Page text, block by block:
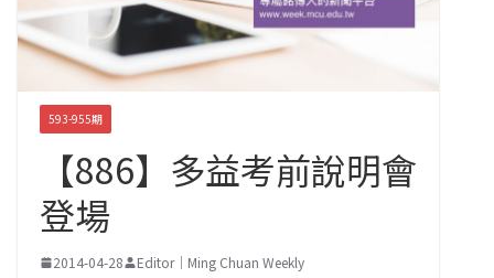
593-955期
【886】多益考前說明會
登場
2014-04-28 Editor｜Ming Chuan Weekly